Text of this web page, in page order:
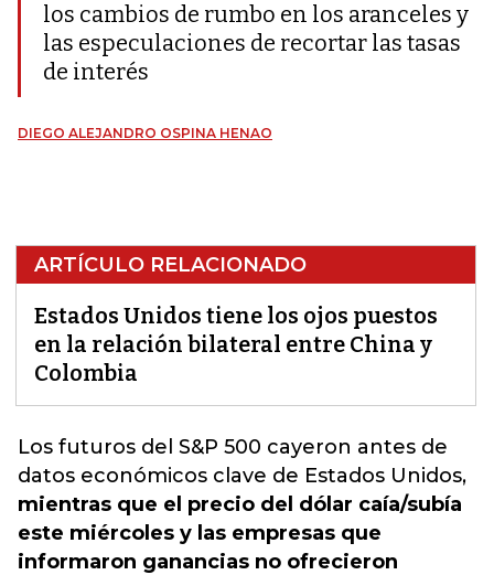
los cambios de rumbo en los aranceles y
las especulaciones de recortar las tasas
de interés
DIEGO ALEJANDRO OSPINA HENAO
ARTÍCULO RELACIONADO
Estados Unidos tiene los ojos puestos
en la relación bilateral entre China y
Colombia
Los futuros del S&P 500 cayeron antes de
datos económicos clave de Estados Unidos,
mientras que el precio del dólar caía/subía
este miércoles y las empresas que
informaron ganancias no ofrecieron